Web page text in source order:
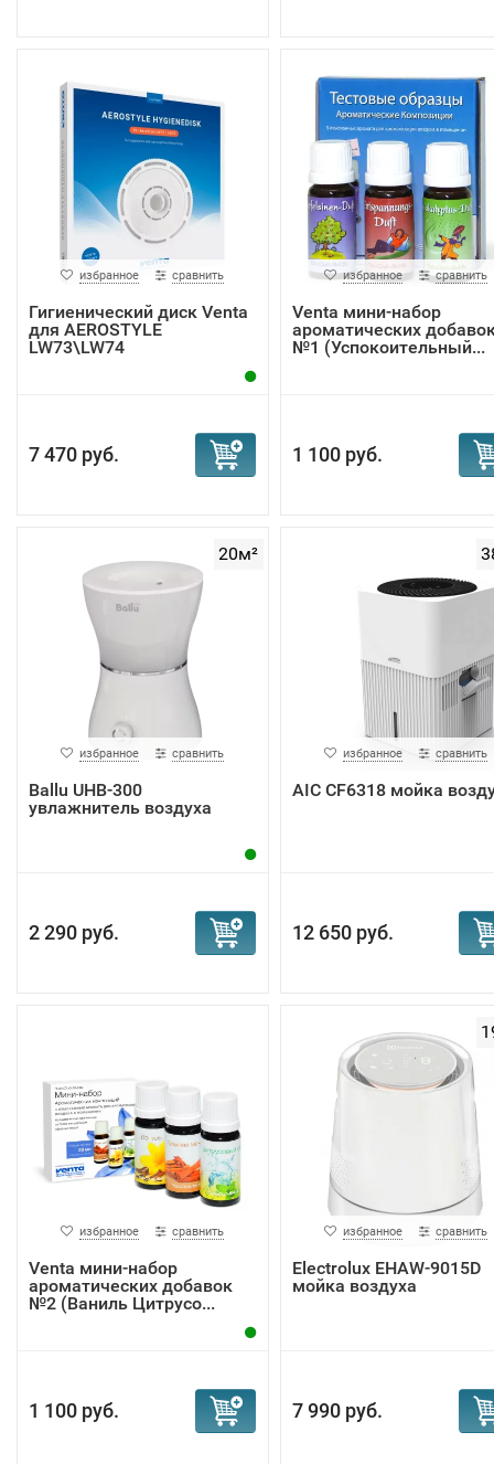
избранное сравнить
Гигиенический диск Venta
для AEROSTYLE
LW73\LW74
7 470 руб.
избранное сравнить
Venta мини-набор
ароматических
№1 (Успокоительный...
1 100 руб.
20м²
избранное сравнить
Ballu UHB-300
увлажнитель воздуха
2 290 руб.
избранное сравнить
AIC CF6318 мойка
12 650 руб.
избранное сравнить
Venta мини-набор
ароматических добавок
№2 (Ваниль Цитрусо...
1 100 руб.
избранное сравнить
Electrolux EHAW-9015D
мойка воздуха
7 990 руб.